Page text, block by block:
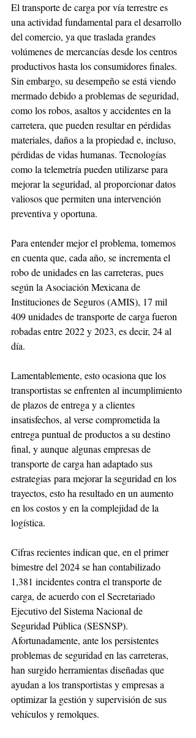
El transporte de carga por vía terrestre es
una actividad fundamental para el desarrollo
del comercio, ya que traslada grandes
volúmenes de mercancías desde los centros
productivos hasta los consumidores finales.
Sin embargo, su desempeño se está viendo
mermado debido a problemas de seguridad,
como los robos, asaltos y accidentes en la
carretera, que pueden resultar en pérdidas
materiales, daños a la propiedad e, incluso,
pérdidas de vidas humanas. Tecnologías
como la telemetría pueden utilizarse para
mejorar la seguridad, al proporcionar datos
valiosos que permiten una intervención
preventiva y oportuna.
Para entender mejor el problema, tomemos
en cuenta que, cada año, se incrementa el
robo de unidades en las carreteras, pues
según la Asociación Mexicana de
Instituciones de Seguros (AMIS), 17 mil
409 unidades de transporte de carga fueron
robadas entre 2022 y 2023, es decir, 24 al
día.
Lamentablemente, esto ocasiona que los
transportistas se enfrenten al incumplimiento
de plazos de entrega y a clientes
insatisfechos, al verse comprometida la
entrega puntual de productos a su destino
final, y aunque algunas empresas de
transporte de carga han adaptado sus
estrategias para mejorar la seguridad en los
trayectos, esto ha resultado en un aumento
en los costos y en la complejidad de la
logística.
Cifras recientes indican que, en el primer
bimestre del 2024 se han contabilizado
1,381 incidentes contra el transporte de
carga, de acuerdo con el Secretariado
Ejecutivo del Sistema Nacional de
Seguridad Pública (SESNSP).
Afortunadamente, ante los persistentes
problemas de seguridad en las carreteras,
han surgido herramientas diseñadas que
ayudan a los transportistas y empresas a
optimizar la gestión y supervisión de sus
vehículos y remolques.